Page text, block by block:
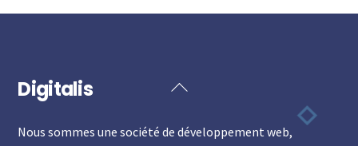
Back
Top
Digitalis
Nous sommes une société de développement web,